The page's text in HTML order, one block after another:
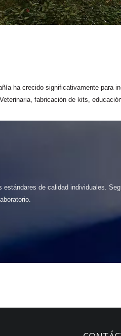
ha crecido significativamente para
fabricación de kits,
de calidad individuales.